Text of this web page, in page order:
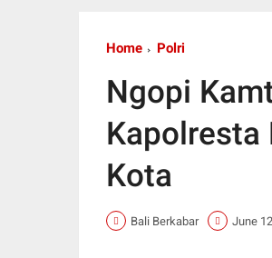
Home Polri
Ngopi
Kapolresta
Kota
Bali Berkabar June